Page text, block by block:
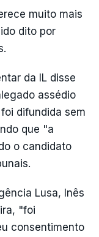
muito mais
dito por
da IL disse
assédio
difundida sem
que "a
o candidato
Lusa, Inês
"foi
consentimento